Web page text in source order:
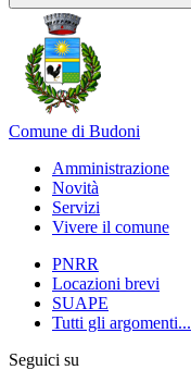
Comune di Budoni
Amministrazione
Novità
Servizi
Vivere il comune
PNRR
Locazioni brevi
SUAPE
Tutti gli argomenti...
Seguici su